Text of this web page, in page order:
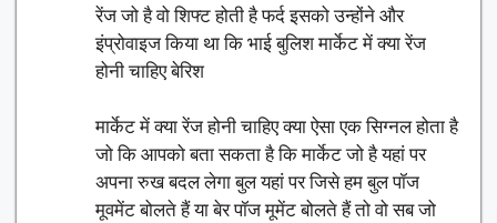
रेंज जो है वो शिफ्ट होती है फर्द इसको उन्होंने और
इंप्रोवाइज किया था कि भाई बुलिश मार्केट में क्या रेंज
होनी चाहिए बेरिश
मार्केट में क्या रेंज होनी चाहिए क्या ऐसा एक सिग्नल होता है
जो कि आपको बता सकता है कि मार्केट जो है यहां पर
अपना रुख बदल लेगा बुल यहां पर जिसे हम बुल पॉज
मूवमेंट बोलते हैं या बेर पॉज मूमेंट बोलते हैं तो वो सब जो